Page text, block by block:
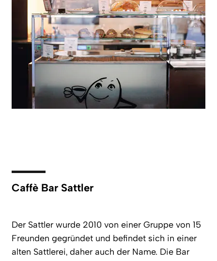
Caffè Bar Sattler
Der Sattler wurde 2010 von einer Gruppe von 15
Freunden gegründet und befindet sich in einer
alten Sattlerei, daher auch der Name. Die Bar